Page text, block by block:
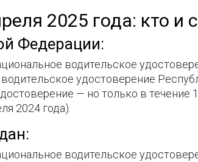
2025 года: кто
Федерации:
водительское
удостоверение
— но только в течение
2024 года).
водительское